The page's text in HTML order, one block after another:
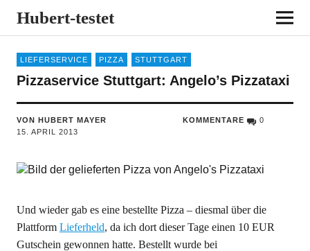
Hubert-testet
LIEFERSERVICE PIZZA STUTTGART
Pizzaservice Stuttgart: Angelo’s Pizzataxi
VON HUBERT MAYER
15. APRIL 2013
KOMMENTARE 0
Und wieder gab es eine bestellte Pizza – diesmal über die
Plattform Lieferheld, da ich dort dieser Tage einen 10 EUR
Gutschein gewonnen hatte. Bestellt wurde bei